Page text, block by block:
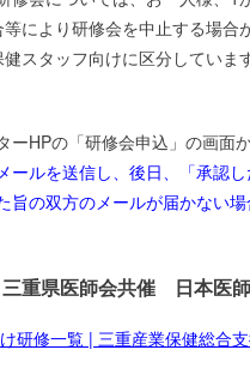
により研修会を中止する場合
スタッフ向けに区分していま
ーHPの「研修会申込」の画面
ールを送信し、後日、「承認
旨の双方のメールが届かない
県医師会共催 日本医師
研修一覧 | 三重産業保健総合